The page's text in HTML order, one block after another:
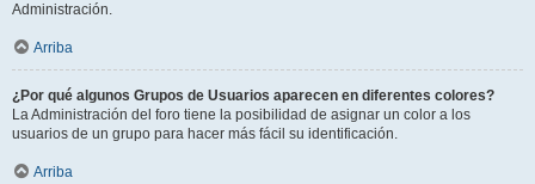
Administración.
Arriba
¿Por qué algunos Grupos de Usuarios aparecen en diferentes colores?
La Administración del foro tiene la posibilidad de asignar un color a los
usuarios de un grupo para hacer más fácil su identificación.
Arriba